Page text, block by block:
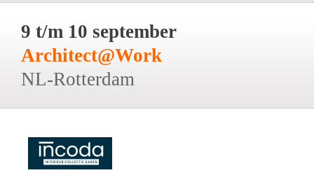
9 t/m 10 september
Architect@Work
NL-Rotterdam